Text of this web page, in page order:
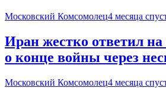
Московский Комсомолец4 месяца
Иран жестко ответил
о конце войны через
Московский Комсомолец4 месяца